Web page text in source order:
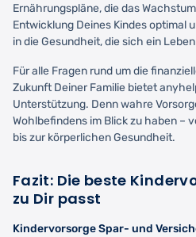
Ernährungspläne, die das
Entwicklung Deines Kindes optimal
in die Gesundheit, die sich ein
Für alle Fragen rund um die
Zukunft Deiner Familie bietet
Unterstützung. Denn wahre
Wohlbefindens im Blick zu haben –
bis zur körperlichen Gesundheit.
Fazit: Die beste
zu Dir passt
Kindervorsorge Spar- und